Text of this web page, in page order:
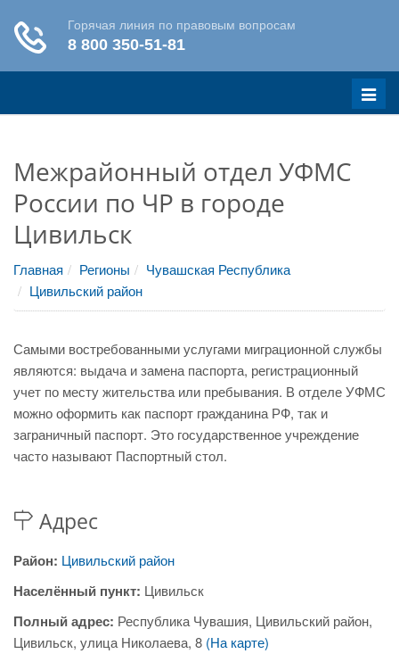
Меню
Межрайонный отдел УФМС
России по ЧР в городе
Цивильск
Главная Регионы
Чувашская Республика
Цивильский район
Самыми востребованными услугами миграционной службы
являются: выдача и замена паспорта, регистрационный
учет по месту жительства или пребывания. В отделе УФМС
можно оформить как паспорт гражданина РФ, так и
заграничный паспорт. Это государственное учреждение
часто называют Паспортный стол.
Адрес
Район: Цивильский район
Населённый пункт: Цивильск
Полный адрес: Республика Чувашия, Цивильский район,
Цивильск, улица Николаева, 8 (На карте)